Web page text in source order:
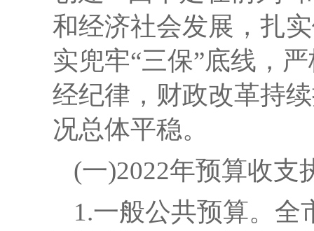
和经济社会发展， 扎
实兜牢“三保”底线，
经纪律，财政改革持
况总体平稳。
(一)2022年预算收支
1.一般公共预算。 全